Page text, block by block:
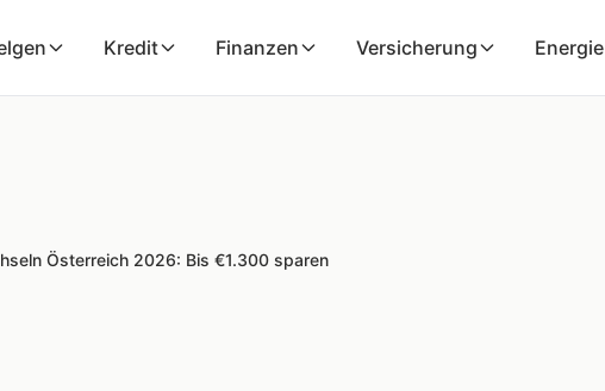
Kredit Finanzen Versicherung Energie
Österreich 2026: Bis €1.300 sparen